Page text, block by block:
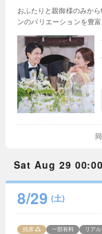
おふたりと親御様のみか
ンのバリエーションを豊
Sat Aug 29
8/29 (土)
残席 一部有料 リア